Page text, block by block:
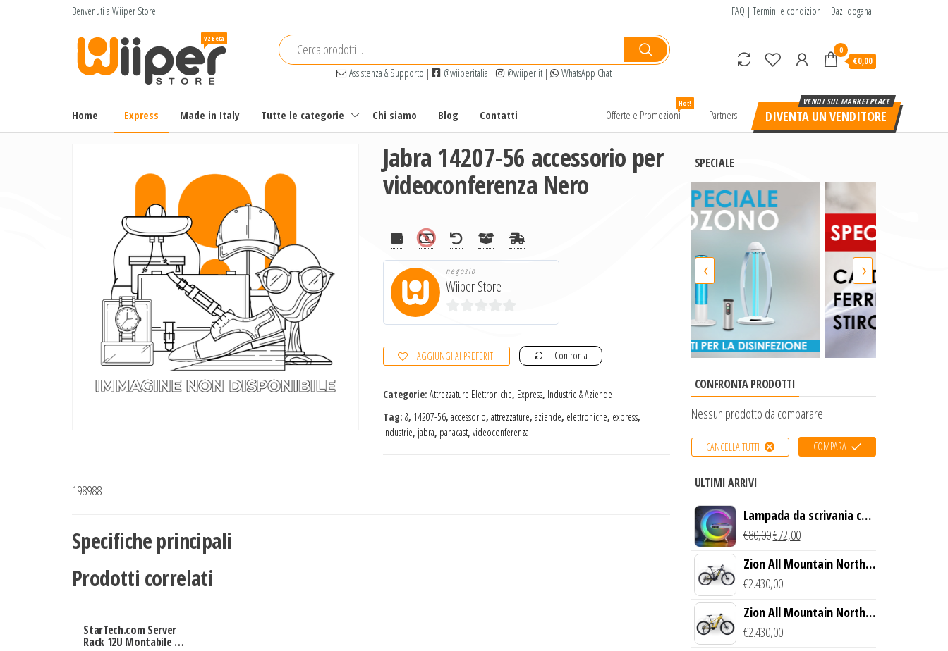
e
Benvenuti a Wiiper Store FAQ | Termini e condizioni | Dazi doganali
Wiiper
a basso
prezzo
Assistenza & Supporto | @wiiperitalia | @wiiper.it | WhatsApp Chat
0
€0,00
Home Express Made in Italy Tutte le categorie Chi siamo Blog Contatti Offerte e Promozioni
Hot!
Partners DIVENTA UN VENDITORE
Jabra 14207-56 accessorio per
videoconferenza Nero
negozio
Wiiper Store
0
s
u
AGGIUNGI AI PREFERITI Confronta
Categorie: Attrezzature Elettroniche, Express, Industrie & Aziende
Tag: &, 14207-56, accessorio, attrezzature, aziende, elettroniche, express,
industrie, jabra, panacast, videoconferenza
198988
Specifiche principali
Prodotti correlati
StarTech.com Server
Rack 12U Montabile a
SPECIALE
‹ ›
CONFRONTA PRODOTTI
Nessun prodotto da comparare
CANCELLA TUTTI COMPARA
ULTIMI ARRIVI
Lampada da scrivania con
luce LED e ricarica
wireless
€80,00€72,00
Zion All Mountain North
Creek Bike (Nero)
€2.430,00
Zion All Mountain North
Creek Bike (Giallo)
€2.430,00